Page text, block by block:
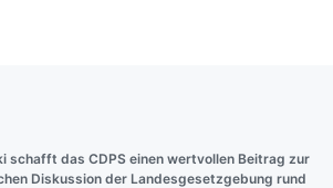
schafft das CDPS einen wertvollen Beitrag zur
Diskussion der Landesgesetzgebung rund